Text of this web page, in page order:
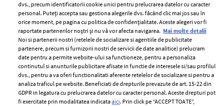
BEAUTY BEAUTY TIPS
7 uleiuri care stimulează creșterea rapidă a
părului
dvs., precum identificatorii cookie unici pentru prelucrarea datelor cu caracter
personal. Puteți accepta sau gestiona alegerile dvs. făcând clic mai jos sau în
orice moment, pe pagina cu politica de confidențialitate. Aceste alegeri vor fi
raportate partenerilor noștri și nu vă vor afecta navigarea. Mai multe detalii
Noi si partenerii nostri (retelele de socializare si agentiile de publicitate
partenere, precum si furnizorii nostri de servicii de date analitice) prelucram
date pentru a permite website-ului sa functioneze, pentru a personaliza
continutul si anunturile publicitare afisate in functie de interesele si/sau profilul
dvs., pentru a va oferi functionalitati aferente retelelor de socializare si pentru a
analiza traficul pe website. Beneficiati de drepturile prevazute de art. 15-22 din
GDPR in legatura cu prelucrarea datelor cu caracter personal. Aceste drepturi pot
fi exercitate prin modalitatea indicataaici. Prin click pe “ACCEPT TOATE”,